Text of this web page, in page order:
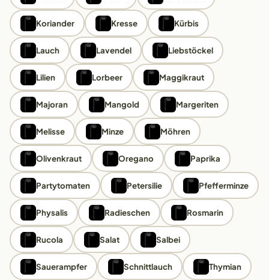
Koriander Kresse Kürbis
Lauch Lavendel Liebstöckel
Lilien Lorbeer Maggikraut
Majoran Mangold Margeriten
Melisse Minze Möhren
Olivenkraut Oregano Paprika
Partytomaten Petersilie Pfefferminze
Physalis Radieschen Rosmarin
Rucola Salat Salbei
Sauerampfer Schnittlauch Thymian